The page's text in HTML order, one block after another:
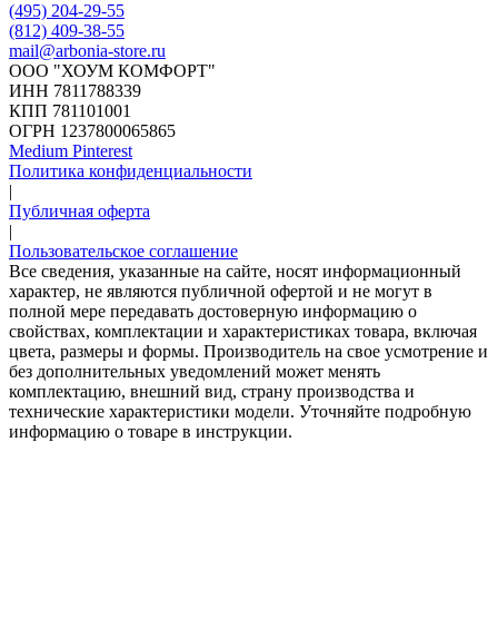
(495) 204-29-55
(812) 409-38-55
mail@arbonia-store.ru
ООО "ХОУМ КОМФОРТ"
‍ИНН 7811788339
КПП 781101001
ОГРН 1237800065865
Medium Pinterest
Политика конфиденциальности
|
Публичная оферта
|
Пользовательское соглашение
Все сведения, указанные на сайте, носят информационный
характер, не являются публичной офертой и не могут в
полной мере передавать достоверную информацию о
свойствах, комплектации и характеристиках товара, включая
цвета, размеры и формы. Производитель на свое усмотрение и
без дополнительных уведомлений может менять
комплектацию, внешний вид, страну производства и
технические характеристики модели. Уточняйте подробную
информацию о товаре в инструкции.